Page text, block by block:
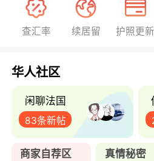
查汇率 续居留 护照更新
华人社区
闲聊法国
83条新帖
商家自荐区 真情秘密